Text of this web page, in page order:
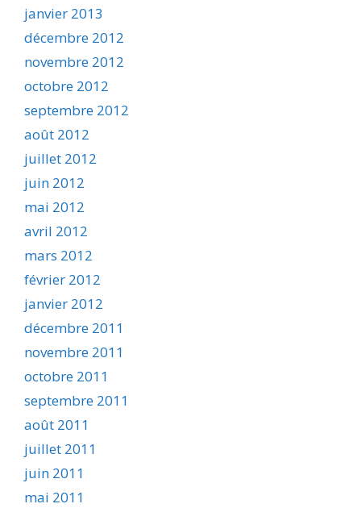
janvier 2013
décembre 2012
novembre 2012
octobre 2012
septembre 2012
août 2012
juillet 2012
juin 2012
mai 2012
avril 2012
mars 2012
février 2012
janvier 2012
décembre 2011
novembre 2011
octobre 2011
septembre 2011
août 2011
juillet 2011
juin 2011
mai 2011